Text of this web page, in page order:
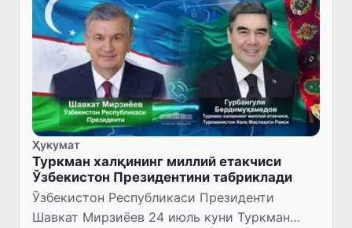
Ҳукумат
Туркман халқининг миллий етакчиси
Ўзбекистон Президентини табриклади
Ўзбекистон Республикаси Президенти
Шавкат Мирзиёев 24 июль куни Туркман